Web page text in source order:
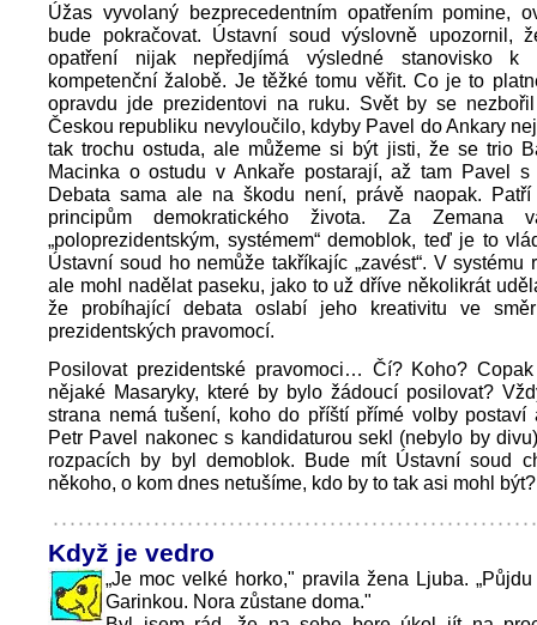
Úžas vyvolaný bezprecedentním opatřením pomine,
bude pokračovat. Ústavní soud výslovně upozornil,
opatření nijak nepředjímá výsledné stanovisko k
kompetenční žalobě. Je těžké tomu věřit. Co je to
opravdu jde prezidentovi na ruku. Svět by se
Českou republiku nevyloučilo, kdyby Pavel do Ankary
tak trochu ostuda, ale můžeme si být jisti, že se trio
Macinka o ostudu v Ankaře postarají, až tam Pavel s
Debata sama ale na škodu není, právě naopak.
principům demokratického života. Za Zemana
„poloprezidentským, systémem“ demoblok, teď je to
Ústavní soud ho nemůže takříkajíc „zavést“. V systému
ale mohl nadělat paseku, jako to už dříve několikrát
že probíhající debata oslabí jeho kreativitu ve
prezidentských pravomocí.
Posilovat prezidentské pravomoci… Čí? Koho?
nějaké Masaryky, které by bylo žádoucí posilovat?
strana nemá tušení, koho do příští přímé volby postaví
Petr Pavel nakonec s kandidaturou sekl (nebylo by
rozpacích by byl demoblok. Bude mít Ústavní soud
někoho, o kom dnes netušíme, kdo by to tak asi mohl být?
Když je vedro
„Je moc velké horko," pravila žena Ljuba.
Garinkou. Nora zůstane doma."